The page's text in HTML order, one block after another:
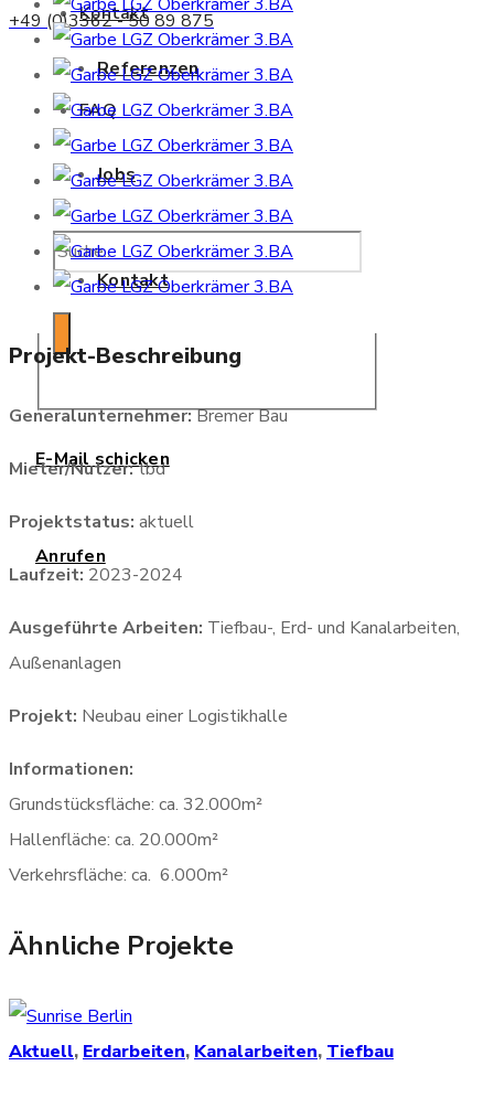
Kontakt
FAQ
E-Mail schicken
Anrufen
+49 (0)3362 - 50 89 875
Referenzen
Jobs
Kontakt
Projekt-Beschreibung
Generalunternehmer:Bremer Bau
Mieter/Nutzer:tbd
Projektstatus: aktuell
Laufzeit: 2023-2024
Ausgeführte Arbeiten: Tiefbau-, Erd- und Kanalarbeiten,
Außenanlagen
Projekt: Neubau einer Logistikhalle
Informationen:
Grundstücksfläche: ca. 32.000m²
Hallenfläche: ca. 20.000m²
Verkehrsfläche: ca. 6.000m²
Ähnliche Projekte
Aktuell, Erdarbeiten, Kanalarbeiten, Tiefbau